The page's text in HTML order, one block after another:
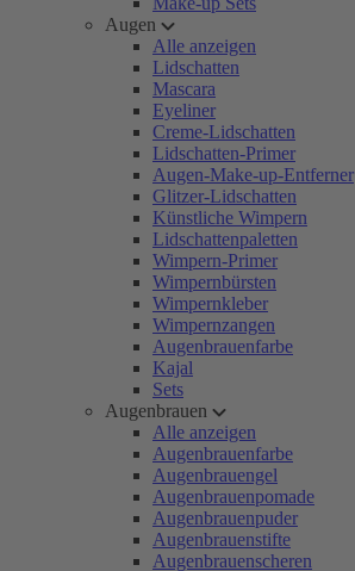
Augen
Alle anzeigen
Lidschatten
Mascara
Eyeliner
Creme-Lidschatten
Lidschatten-Primer
Augen-Make-up-Entferner
Glitzer-Lidschatten
Künstliche Wimpern
Lidschattenpaletten
Wimpern-Primer
Wimpernbürsten
Wimpernkleber
Wimpernzangen
Augenbrauenfarbe
Kajal
Sets
Augenbrauen
Alle anzeigen
Augenbrauenfarbe
Augenbrauengel
Augenbrauenpomade
Augenbrauenpuder
Augenbrauenstifte
Augenbrauenscheren